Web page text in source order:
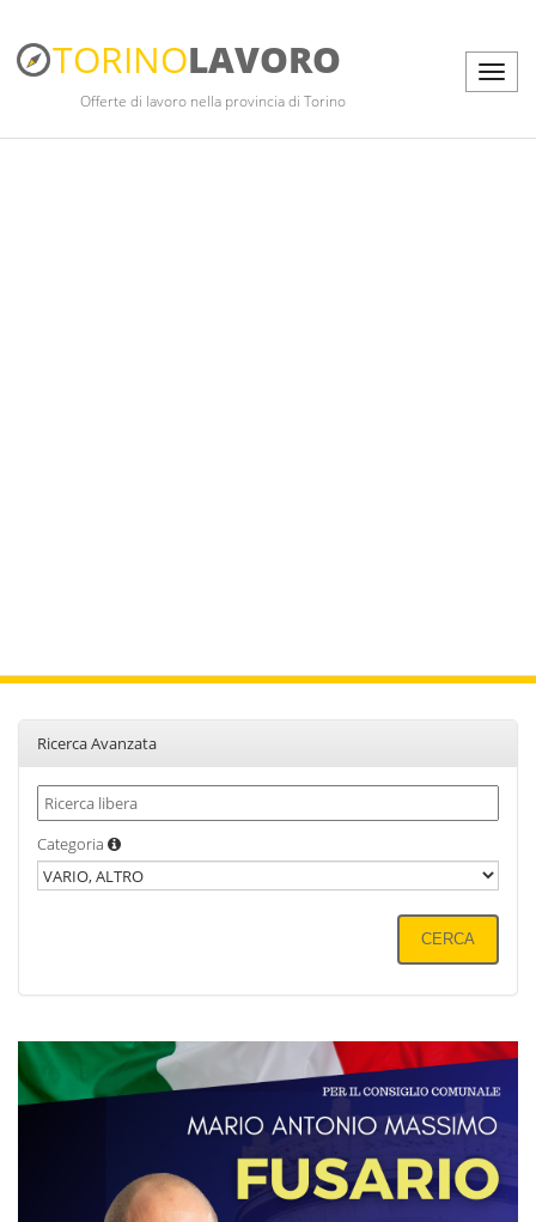
TORINOLAVORO
Offerte di lavoro nella provincia di Torino
Ricerca Avanzata
Categoria